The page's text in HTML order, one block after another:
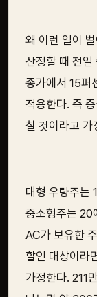
왜 이런 일이
산정할 때 전일
종가에서 15퍼
적용한다. 즉
칠 것이라고 가
대형 우량주는
중소형주는 20
AC가 보유한
할인 대상이라
가정한다. 211